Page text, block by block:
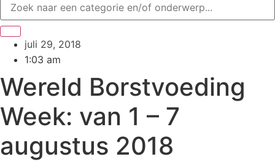
juli 29, 2018
1:03 am
Wereld Borstvoeding
Week: van 1 – 7
augustus 2018